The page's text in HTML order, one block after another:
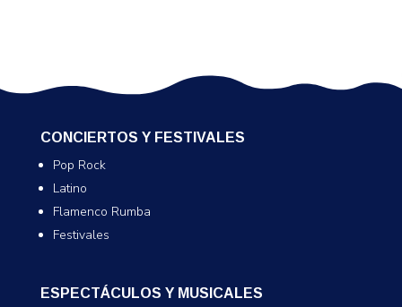
CONCIERTOS Y FESTIVALES
Pop Rock
Latino
Flamenco Rumba
Festivales
ESPECTÁCULOS Y MUSICALES